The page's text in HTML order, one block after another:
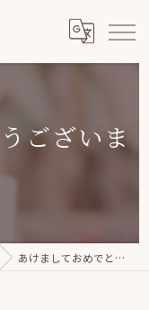
ございま
あけましておめでとうございます！🎍